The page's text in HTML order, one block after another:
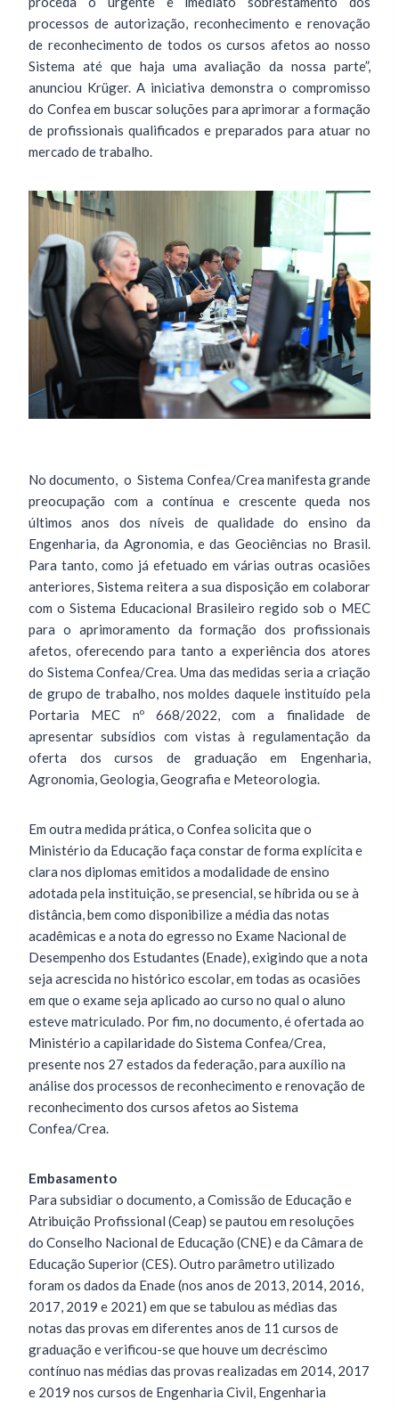
processos de autorização, reconhecimento e renovação
de reconhecimento de todos os cursos afetos ao nosso
Sistema até que haja uma avaliação da nossa parte”,
anunciou Krüger. A iniciativa demonstra o compromisso
do Confea em buscar soluções para aprimorar a formação
de profissionais qualificados e preparados para atuar no
mercado de trabalho.
No documento, o Sistema Confea/Crea manifesta grande
preocupação com a contínua e crescente queda nos
últimos anos dos níveis de qualidade do ensino da
Engenharia, da Agronomia, e das Geociências no Brasil.
Para tanto, como já efetuado em várias outras ocasiões
anteriores, Sistema reitera a sua disposição em colaborar
com o Sistema Educacional Brasileiro regido sob o MEC
para o aprimoramento da formação dos profissionais
afetos, oferecendo para tanto a experiência dos atores
do Sistema Confea/Crea. Uma das medidas seria a criação
de grupo de trabalho, nos moldes daquele instituído pela
Portaria MEC nº 668/2022, com a finalidade de
apresentar subsídios com vistas à regulamentação da
oferta dos cursos de graduação em Engenharia,
Agronomia, Geologia, Geografia e Meteorologia.
Em outra medida prática, o Confea solicita que o
Ministério da Educação faça constar de forma explícita e
clara nos diplomas emitidos a modalidade de ensino
adotada pela instituição, se presencial, se híbrida ou se à
distância, bem como disponibilize a média das notas
acadêmicas e a nota do egresso no Exame Nacional de
Desempenho dos Estudantes (Enade), exigindo que a nota
seja acrescida no histórico escolar, em todas as ocasiões
em que o exame seja aplicado ao curso no qual o aluno
esteve matriculado. Por fim, no documento, é ofertada ao
Ministério a capilaridade do Sistema Confea/Crea,
presente nos 27 estados da federação, para auxílio na
análise dos processos de reconhecimento e renovação de
reconhecimento dos cursos afetos ao Sistema
Confea/Crea.
Embasamento
Para subsidiar o documento, a Comissão de Educação e
Atribuição Profissional (Ceap) se pautou em resoluções
do Conselho Nacional de Educação (CNE) e da Câmara de
Educação Superior (CES). Outro parâmetro utilizado
foram os dados da Enade (nos anos de 2013, 2014, 2016,
2017, 2019 e 2021) em que se tabulou as médias das
notas das provas em diferentes anos de 11 cursos de
graduação e verificou-se que houve um decréscimo
contínuo nas médias das provas realizadas em 2014, 2017
e 2019 nos cursos de Engenharia Civil, Engenharia